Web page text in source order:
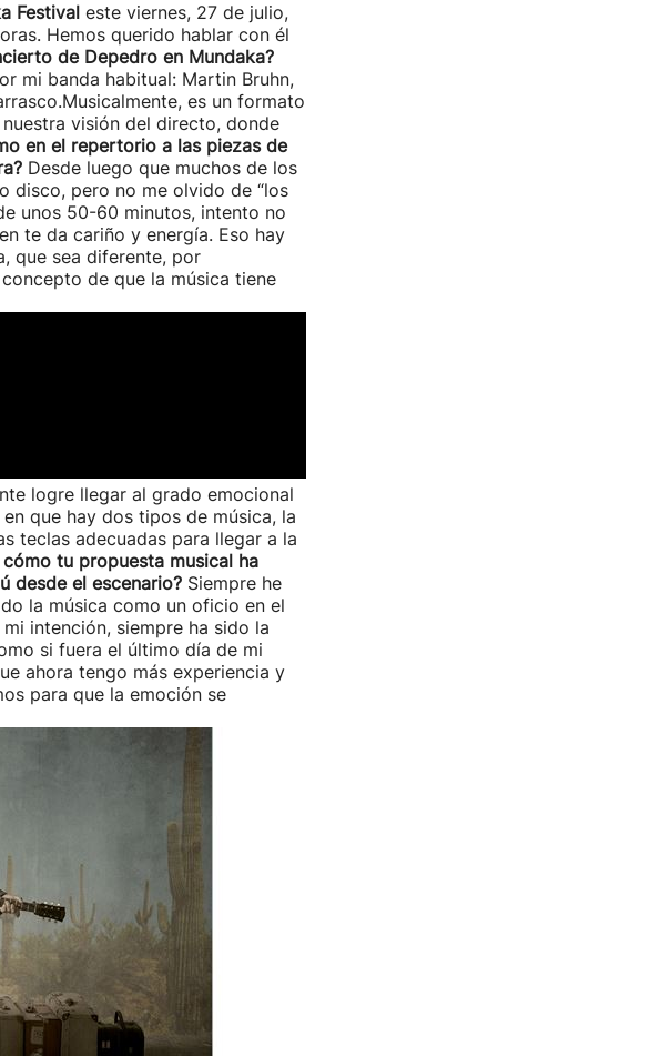
Festival este viernes, 27 de julio,
Hemos querido hablar con él
de Depedro en Mundaka?
mi banda habitual: Martin Bruhn,
es un formato
visión del directo, donde
en el repertorio a las piezas de
Desde luego que muchos de los
disco, pero no me olvido de “los
unos 50-60 minutos, intento no
te da cariño y energía. Eso hay
que sea diferente, por
de que la música tiene
logre llegar al grado emocional
que hay dos tipos de música, la
teclas adecuadas para llegar a la
tu propuesta musical ha
desde el escenario? Siempre he
la música como un oficio en el
intención, siempre ha sido la
si fuera el último día de mi
ahora tengo más experiencia y
para que la emoción se